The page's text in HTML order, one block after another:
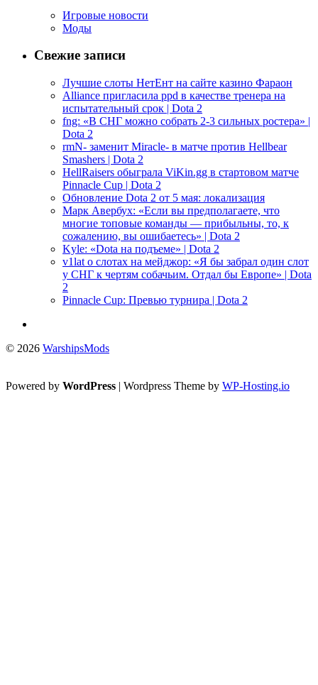
Игровые новости
Моды
Свежие записи
Лучшие слоты НетЕнт на сайте казино Фараон
Alliance пригласила ppd в качестве тренера на
испытательный срок | Dota 2
fng: «В СНГ можно собрать 2-3 сильных ростера» |
Dota 2
rmN- заменит Miracle- в матче против Hellbear
Smashers | Dota 2
HellRaisers обыграла ViKin.gg в стартовом матче
Pinnacle Cup | Dota 2
Обновление Dota 2 от 5 мая: локализация
Марк Авербух: «Если вы предполагаете, что
многие топовые команды — прибыльны, то, к
сожалению, вы ошибаетесь» | Dota 2
Kyle: «Dota на подъеме» | Dota 2
v1lat о слотах на мейджор: «Я бы забрал один слот
у СНГ к чертям собачьим. Отдал бы Европе» | Dota
2
Pinnacle Cup: Превью турнира | Dota 2
© 2026 WarshipsMods
Powered by WordPress | Wordpress Theme by WP-Hosting.io